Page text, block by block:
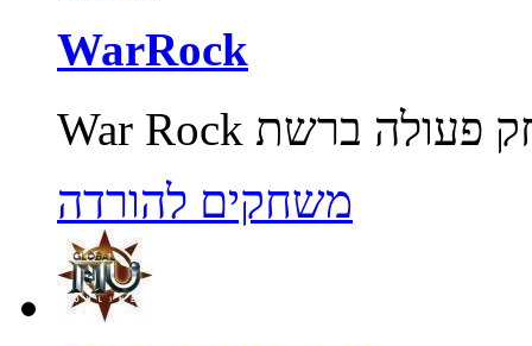
WarRock
משחקים להורדה